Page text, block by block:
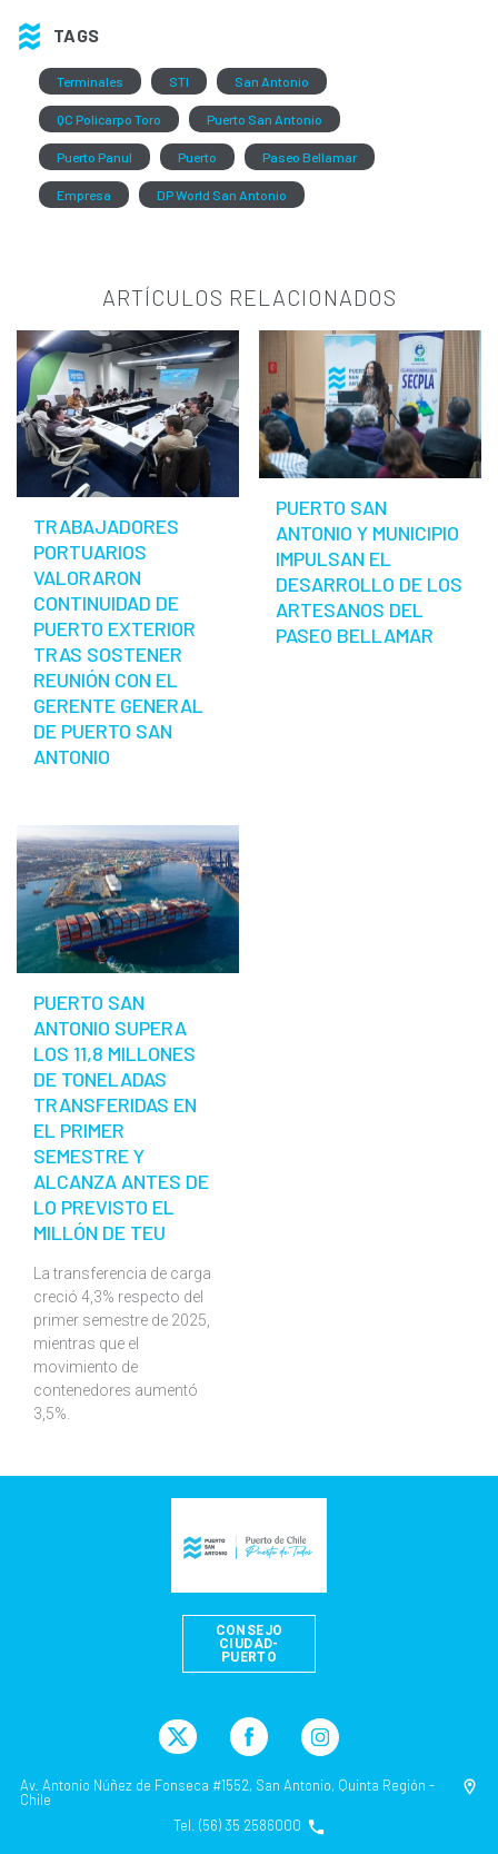
TAGS
Terminales STI San Antonio
QC Policarpo Toro Puerto San Antonio
Puerto Panul Puerto Paseo Bellamar
Empresa DP World San Antonio
ARTÍCULOS RELACIONADOS
TRABAJADORES
PORTUARIOS
VALORARON
CONTINUIDAD DE
PUERTO EXTERIOR
TRAS SOSTENER
REUNIÓN CON EL
GERENTE GENERAL
DE PUERTO SAN
ANTONIO
PUERTO SAN
ANTONIO Y MUNICIPIO
IMPULSAN EL
DESARROLLO DE LOS
ARTESANOS DEL
PASEO BELLAMAR
PUERTO SAN
ANTONIO SUPERA
LOS 11,8 MILLONES
DE TONELADAS
TRANSFERIDAS EN
EL PRIMER
SEMESTRE Y
ALCANZA ANTES DE
LO PREVISTO EL
MILLÓN DE TEU
La transferencia de carga
creció 4,3% respecto del
primer semestre de 2025,
mientras que el
movimiento de
contenedores aumentó
3,5%.
CONSEJO
CIUDAD-
PUERTO
Av. Antonio Núñez de Fonseca #1552, San Antonio, Quinta Región -
Chile
Tel. (56) 35 2586000